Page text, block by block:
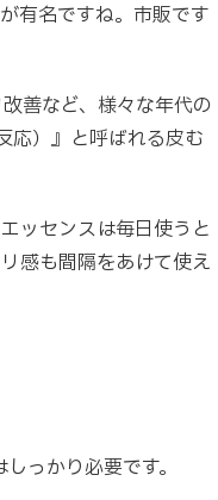
有名ですね。市販です
善など、様々な年代の
応）』と呼ばれる皮む
ッセンスは毎日使うと
感も間隔をあけて使え
っかり必要です。